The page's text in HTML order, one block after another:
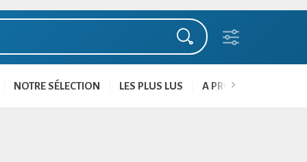
NOTRE SÉLECTION LES PLUS LUS A PROPOS